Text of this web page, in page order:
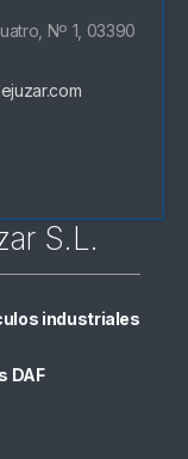
S.L.
industriales
DAF
Nº 1, 03390